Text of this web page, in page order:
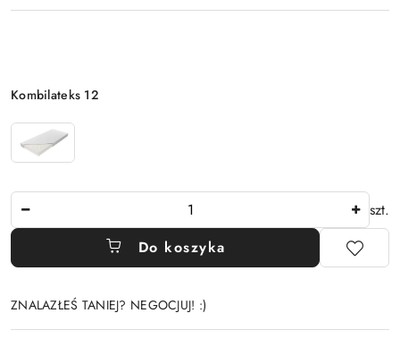
Wariant
Kombilateks 12
szt.
Do koszyka
ZNALAZŁEŚ TANIEJ? NEGOCJUJ! :)